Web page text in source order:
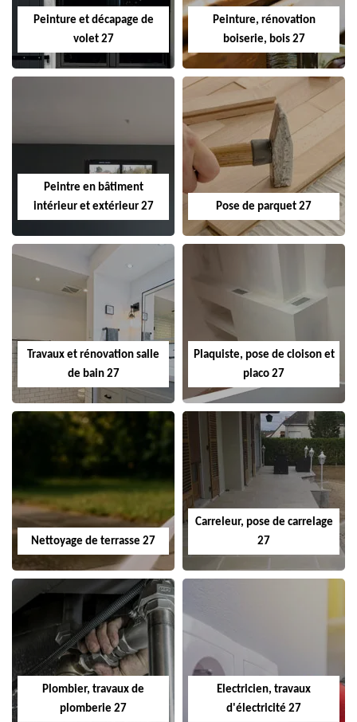
Peinture et décapage de
volet 27
Peinture, rénovation
boiserie, bois 27
Peintre en bâtiment
intérieur et extérieur 27
Pose de parquet 27
Travaux et rénovation salle
de bain 27
Plaquiste, pose de cloison et
placo 27
Nettoyage de terrasse 27
Carreleur, pose de carrelage
27
Plombier, travaux de
plomberie 27
Electricien, travaux
d'électricité 27